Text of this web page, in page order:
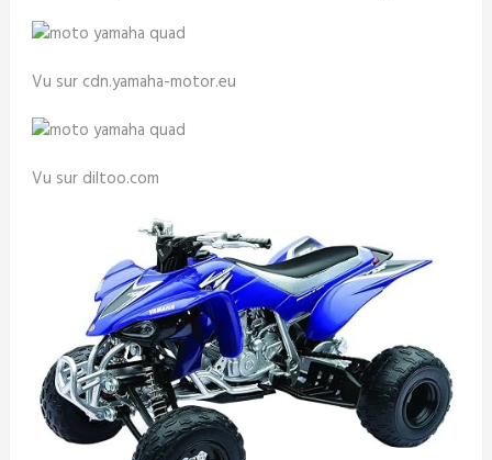
Vu sur cdn.yamaha-motor.eu
Vu sur diltoo.com